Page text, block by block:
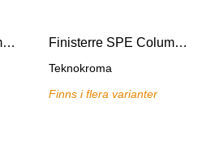
Finisterre SPE Columns C18/17% Finisterre SPE Columns C8
Teknokroma
Finns i flera varianter